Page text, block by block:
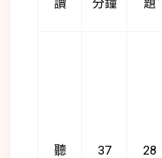
聽
37
28